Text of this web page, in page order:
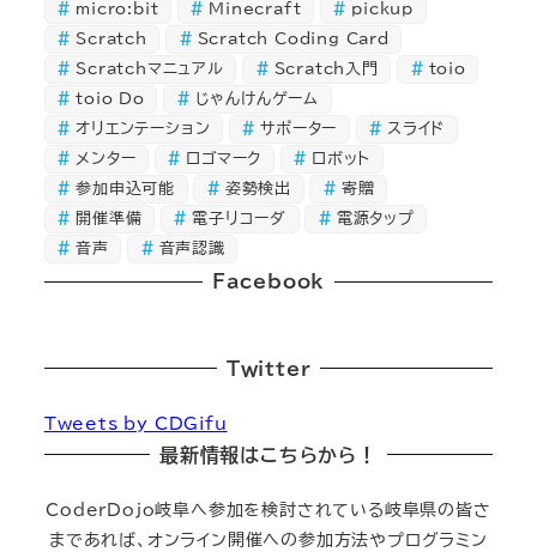
micro:bit
Minecraft
pickup
Scratch
Scratch Coding Card
Scratchマニュアル
Scratch入門
toio
toio Do
じゃんけんゲーム
オリエンテーション
サポーター
スライド
メンター
ロゴマーク
ロボット
参加申込可能
姿勢検出
寄贈
開催準備
電子リコーダ
電源タップ
音声
音声認識
Facebook
Twitter
Tweets by CDGifu
最新情報はこちらから！
CoderDojo岐阜へ参加を検討されている岐阜県の皆さ
まであれば、オンライン開催への参加方法やプログラミン